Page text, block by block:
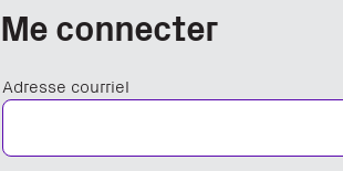
Me connecter
Adresse courriel